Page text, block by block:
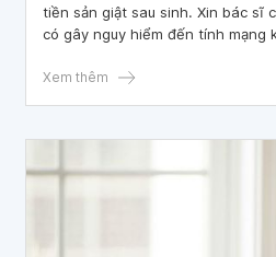
tiền sản giật sau sinh. Xin bác sĩ
có gây nguy hiểm đến tính mạng
Xem thêm